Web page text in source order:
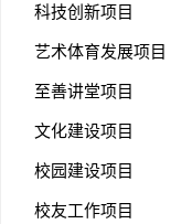
科技创新项目
艺术体育发展项目
至善讲堂项目
文化建设项目
校园建设项目
校友工作项目